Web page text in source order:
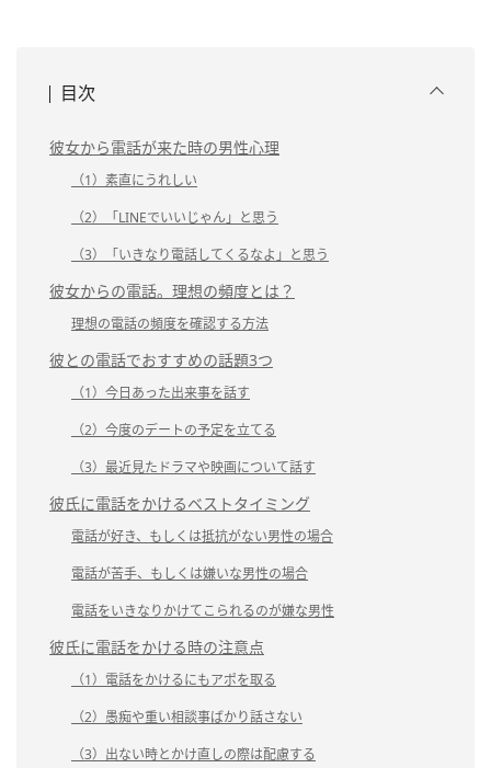
目次
彼女から電話が来た時の男性心理
（1）素直にうれしい
（2）「LINEでいいじゃん」と思う
（3）「いきなり電話してくるなよ」と思う
彼女からの電話。理想の頻度とは？
理想の電話の頻度を確認する方法
彼との電話でおすすめの話題3つ
（1）今日あった出来事を話す
（2）今度のデートの予定を立てる
（3）最近見たドラマや映画について話す
彼氏に電話をかけるベストタイミング
電話が好き、もしくは抵抗がない男性の場合
電話が苦手、もしくは嫌いな男性の場合
電話をいきなりかけてこられるのが嫌な男性
彼氏に電話をかける時の注意点
（1）電話をかけるにもアポを取る
（2）愚痴や重い相談事ばかり話さない
（3）出ない時とかけ直しの際は配慮する